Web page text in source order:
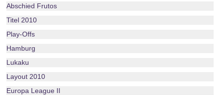
Abschied Frutos
Titel 2010
Play-Offs
Hamburg
Lukaku
Layout 2010
Europa League II